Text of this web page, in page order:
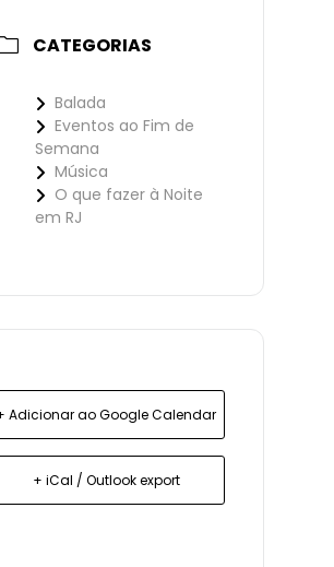
CATEGORIAS
Balada
Eventos ao Fim de
Semana
Música
O que fazer à Noite
em RJ
Adicionar ao Google Calendar
+ iCal / Outlook export